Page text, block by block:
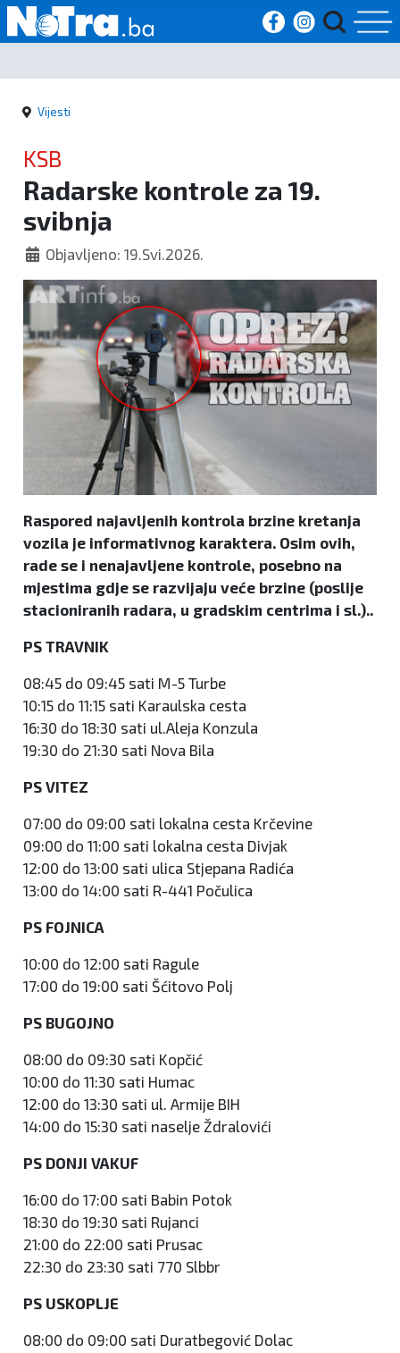
Početna
Vijesti
Sport
Kultura
Crna
kronika
Politika
Zanimljivosti
Vijesti
KSB
Radarske kontrole za 19.
svibnja
Objavljeno: 19.Svi.2026.
Raspored najavljenih kontrola brzine kretanja
vozila je informativnog karaktera. Osim ovih,
rade se i nenajavljene kontrole, posebno na
mjestima gdje se razvijaju veće brzine (poslije
stacioniranih radara, u gradskim centrima i sl.)..
PS TRAVNIK
08:45 do 09:45 sati M-5 Turbe
10:15 do 11:15 sati Karaulska cesta
16:30 do 18:30 sati ul.Aleja Konzula
19:30 do 21:30 sati Nova Bila
PS VITEZ
07:00 do 09:00 sati lokalna cesta Krčevine
09:00 do 11:00 sati lokalna cesta Divjak
12:00 do 13:00 sati ulica Stjepana Radića
13:00 do 14:00 sati R-441 Počulica
PS FOJNICA
10:00 do 12:00 sati Ragule
17:00 do 19:00 sati Šćitovo Polj
PS BUGOJNO
08:00 do 09:30 sati Kopčić
10:00 do 11:30 sati Humac
12:00 do 13:30 sati ul. Armije BIH
14:00 do 15:30 sati naselje Ždralovići
PS DONJI VAKUF
16:00 do 17:00 sati Babin Potok
18:30 do 19:30 sati Rujanci
21:00 do 22:00 sati Prusac
22:30 do 23:30 sati 770 Slbbr
PS USKOPLJE
08:00 do 09:00 sati Duratbegović Dolac